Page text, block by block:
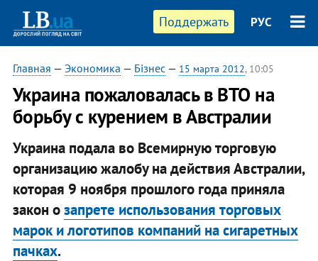
Поддержать РУС
Главная — Экономика — Бізнес— 15 марта 2012, 10:05
Украина пожаловалась в ВТО на
борьбу с курением в Австралии
Украина подала во Всемирную торговую
организацию жалобу на действия Австралии,
которая 9 ноября прошлого года приняла
закон озапрете использования торговых
марок и логотипов компаний на сигаретных
пачках.